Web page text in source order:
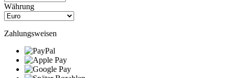
Währung
Zahlungsweisen